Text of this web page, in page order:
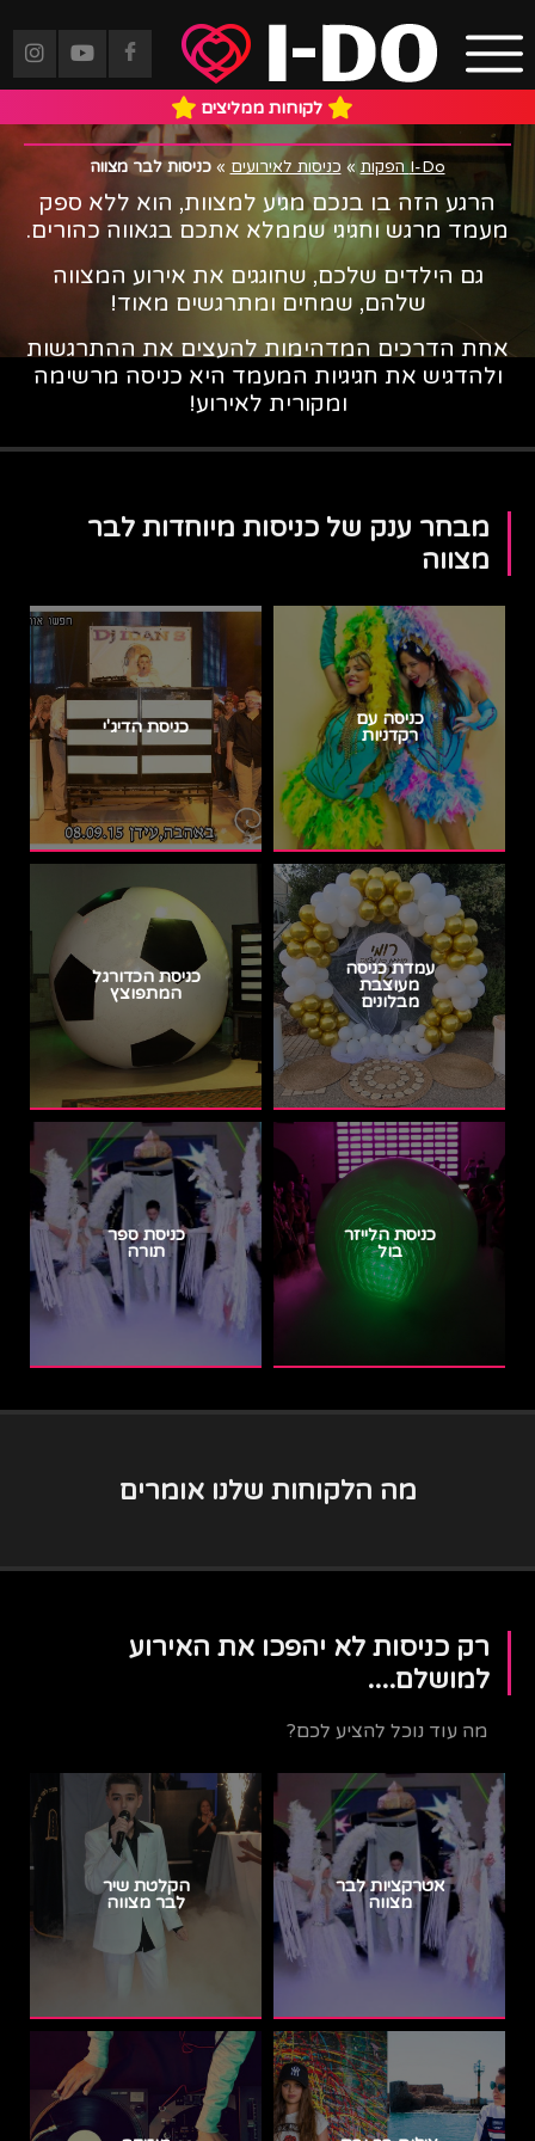
לקוחות ממליצים
כניסות לבר מצווה
I-Do הפקות » כניסות לאירועים »כניסות לבר מצווה
הרגע הזה בו בנכם מגיע למצוות, הוא ללא ספק
מעמד מרגש וחגיגי שממלא אתכם בגאווה כהורים.
גם הילדים שלכם, שחוגגים את אירוע המצווה
שלהם, שמחים ומתרגשים מאוד!
אחת הדרכים המדהימות להעצים את ההתרגשות
ולהדגיש את חגיגיות המעמד היא כניסה מרשימה
ומקורית לאירוע!
מבחר ענק של כניסות מיוחדות לבר
מצווה
כניסה עם
רקדניות
כניסת הדיג'י
עמדת כניסה
מעוצבת
מבלונים
כניסת הכדורגל
המתפוצץ
כניסת הלייזר
בול
כניסת ספר
תורה
מה הלקוחות שלנו אומרים
רק כניסות לא יהפכו את האירוע
למושלם....
מה עוד נוכל להציע לכם?
אטרקציות לבר
מצווה
הקלטת שיר
לבר מצווה